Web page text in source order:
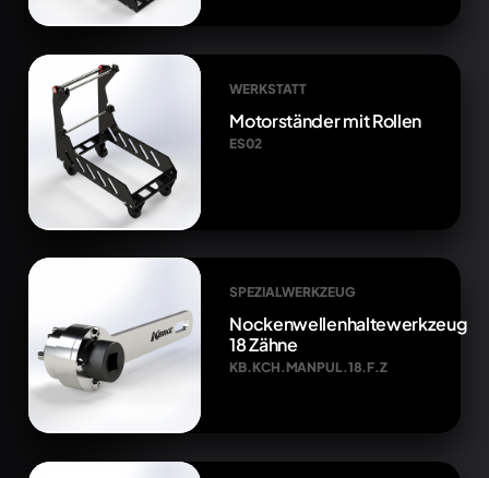
WERKSTATT
Motorständer mit Rollen
ES02
SPEZIALWERKZEUG
Nockenwellenhaltewerkzeug
18 Zähne
KB.KCH.MANPUL.18.F.Z